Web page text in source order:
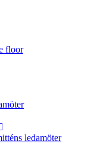
floor
ledamöter